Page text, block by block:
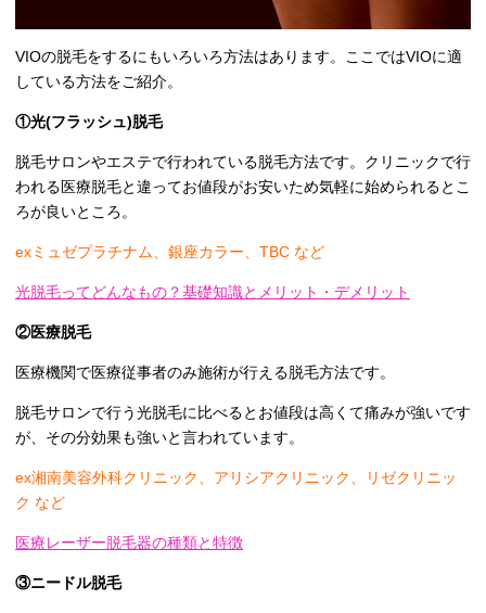
VIOの脱毛をするにもいろいろ方法はあります。ここではVIOに適
している方法をご紹介。
①光(フラッシュ)脱毛
脱毛サロンやエステで行われている脱毛方法です。クリニックで行
われる医療脱毛と違ってお値段がお安いため気軽に始められるとこ
ろが良いところ。
exミュゼプラチナム、銀座カラー、TBC など
光脱毛ってどんなもの？基礎知識とメリット・デメリット
②医療脱毛
医療機関で医療従事者のみ施術が行える脱毛方法です。
脱毛サロンで行う光脱毛に比べるとお値段は高くて痛みが強いです
が、その分効果も強いと言われています。
ex湘南美容外科クリニック、アリシアクリニック、リゼクリニッ
ク など
医療レーザー脱毛器の種類と特徴
③ニードル脱毛